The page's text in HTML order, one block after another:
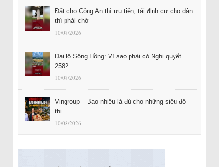
Đất cho Công An thì ưu tiên, tái định cư cho dân
thì phải chờ
10/08/2026
Đại lộ Sông Hồng: Vì sao phải có Nghị quyết
258?
10/08/2026
Vingroup – Bao nhiêu là đủ cho những siêu đô
thị
10/08/2026